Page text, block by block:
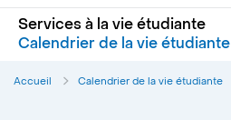
Services à la vie étudiante
Calendrier de la vie étudiante
Accueil Calendrier de la vie étudiante